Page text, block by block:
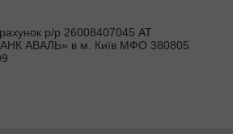
р/р 26008407045 АТ
АВАЛЬ» в м. Київ МФО 380805